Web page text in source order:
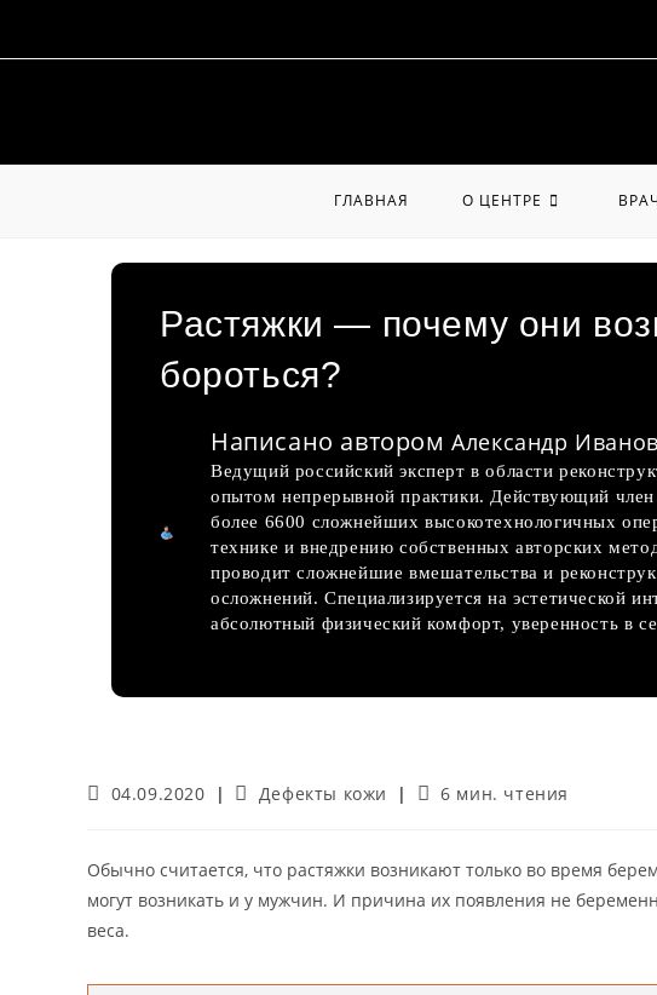
ГЛАВНАЯ О ЦЕНТРЕ
Растяжки — почему они
бороться?
Написано авторомАлександр
Ведущий российский эксперт в области
опытом непрерывной практики. Действующий
более 6600 сложнейших высокотехнологичных
технике и внедрению собственных авторских
проводит сложнейшие вмешательства и
осложнений. Специализируется на эстетической
абсолютный физический комфорт, уверенность в
Запись
04.09.2020
Рубрика
Дефекты кожи
Время
6 мин. чтения
Обычно считается, что растяжки возникают только во время
могут возникать и у мужчин. И причина их появления не
веса.